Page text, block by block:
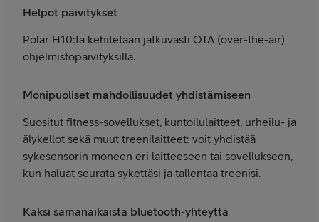
Helpot päivitykset
Polar H10:tä kehitetään jatkuvasti OTA (over-the-air)
ohjelmistopäivityksillä.
Monipuoliset mahdollisuudet yhdistämiseen
Suositut fitness-sovellukset, kuntoilulaitteet, urheilu- ja
älykellot sekä muut treenilaitteet: voit yhdistää
sykesensorin moneen eri laitteeseen tai sovellukseen,
kun haluat seurata sykettäsi ja tallentaa treenisi.
Kaksi samanaikaista bluetooth-yhteyttä